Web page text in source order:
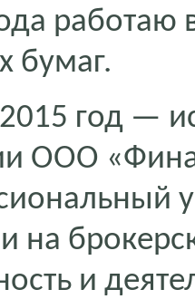
работаю
бумаг.
год —
ООО
на
и